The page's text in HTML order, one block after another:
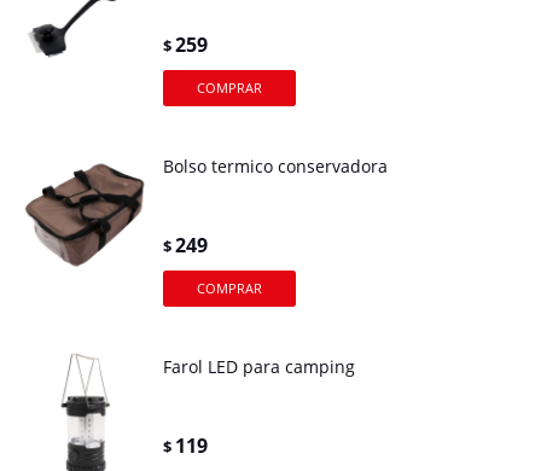
$259
Bolso termico conservadora
$249
Farol LED para camping
$ 119